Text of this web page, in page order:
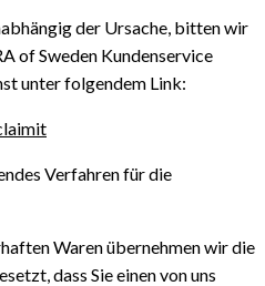
der Ursache, bitten wir
of Sweden Kundenservice
unter folgendem Link:
Verfahren für die
Waren übernehmen wir die
dass Sie einen von uns